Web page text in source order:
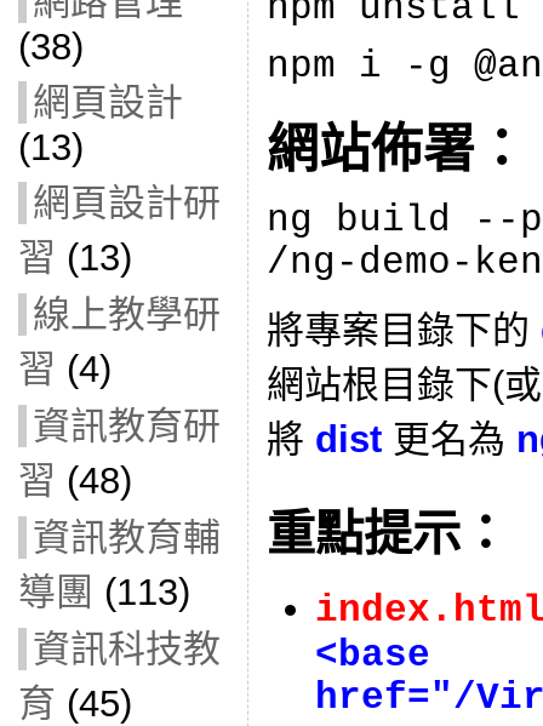
(38)
網頁設計
(13)
網頁設計研
習 (13)
線上教學研
習 (4)
資訊教育研
習 (48)
資訊教育輔
導團 (113)
資訊科技教
育 (45)
npm i
- g
網站佈署：
ng build --
/ng-demo-
將專案目錄下的
網站根目錄下(
將 dist更名為
重點提示：
<base
href="/